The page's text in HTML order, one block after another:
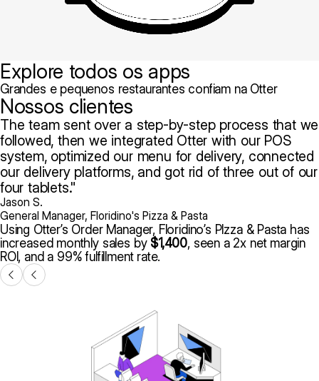
Explore todos os apps
Grandes e pequenos restaurantes confiam na Otter
Nossos clientes
The team sent over a step-by-step process that we
followed, then we integrated Otter with our POS
system, optimized our menu for delivery, connected
our delivery platforms, and got rid of three out of our
four tablets.
Jason S.
General Manager, Floridino's Pizza & Pasta
Using Otter’s Order Manager, Floridino’s PIzza & Pasta has
increased monthly sales by $1,400, seen a 2x net margin
ROI, and a 99% fulfillment rate.